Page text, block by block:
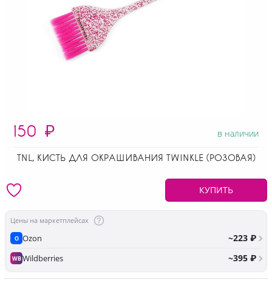
150 ₽ в наличии
TNL, КИСТЬ ДЛЯ ОКРАШИВАНИЯ TWINKLE (РОЗОВАЯ)
КУПИТЬ
Цены на маркетплейсах
O Ozon ~223 ₽
WBWildberries ~395 ₽